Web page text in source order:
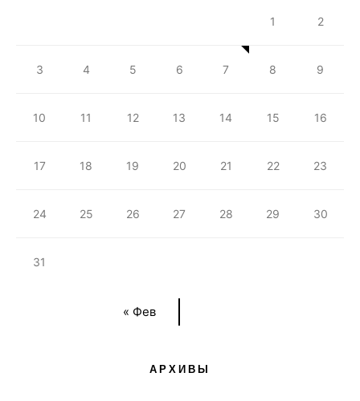
« Фев
1 2
3 4 5 6 7 8 9
10 11 12 13 14 15 16
17 18 19 20 21 22 23
24 25 26 27 28 29 30
31
АРХИВЫ